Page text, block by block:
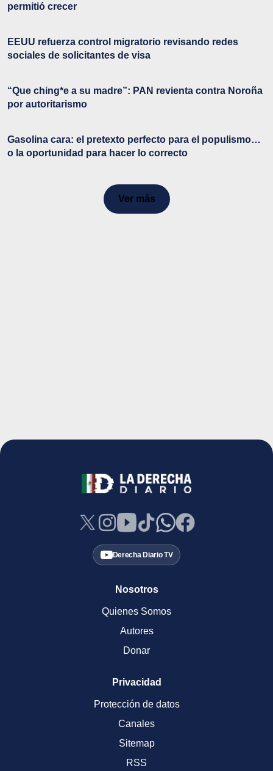
permitió crecer
EEUU refuerza control migratorio revisando redes
sociales de solicitantes de visa
“Que ching*e a su madre”: PAN revienta contra Noroña
por autoritarismo
Gasolina cara: el pretexto perfecto para el populismo…
o la oportunidad para hacer lo correcto
Ver más
Derecha Diario TV
Nosotros
Quienes Somos
Autores
Donar
Privacidad
Protección de datos
Canales
Sitemap
RSS